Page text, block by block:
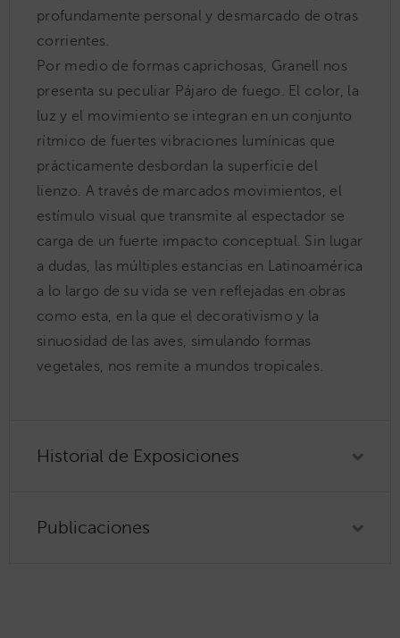
profundamente personal y desmarcado de otras
corrientes.
Por medio de formas caprichosas, Granell nos
presenta su peculiar Pájaro de fuego. El color, la
luz y el movimiento se integran en un conjunto
rítmico de fuertes vibraciones lumínicas que
prácticamente desbordan la superficie del
lienzo. A través de marcados movimientos, el
estímulo visual que transmite al espectador se
carga de un fuerte impacto conceptual. Sin lugar
a dudas, las múltiples estancias en Latinoamérica
a lo largo de su vida se ven reflejadas en obras
como esta, en la que el decorativismo y la
sinuosidad de las aves, simulando formas
vegetales, nos remite a mundos tropicales.
Historial de Exposiciones
Publicaciones